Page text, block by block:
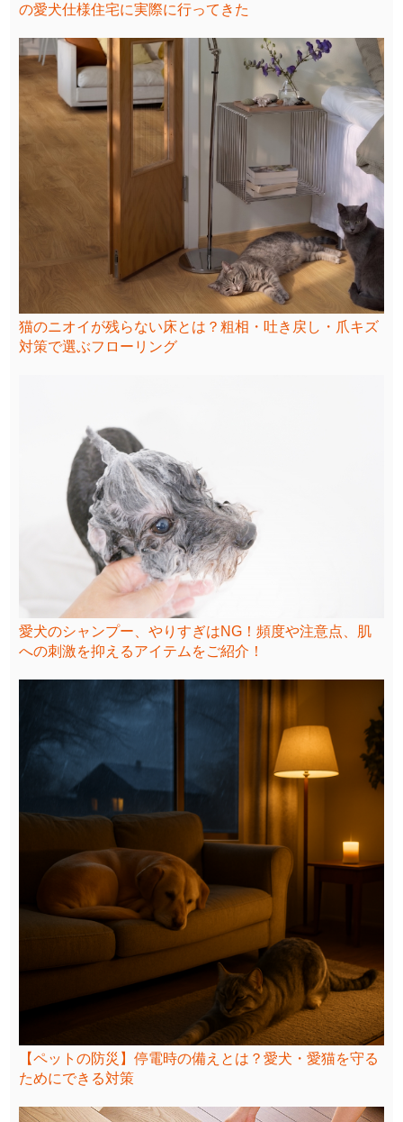
の愛犬仕様住宅に実際に行ってきた
猫のニオイが残らない床とは？粗相・吐き戻し・爪キズ
対策で選ぶフローリング
愛犬のシャンプー、やりすぎはNG！頻度や注意点、肌
への刺激を抑えるアイテムをご紹介！
【ペットの防災】停電時の備えとは？愛犬・愛猫を守る
ためにできる対策